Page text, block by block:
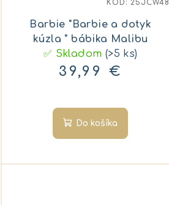
Barbie "Barbie a dotyk
kúzla " bábika Malibu
✅ Skladom (>5 ks)
39,99 €
Do košíka
KÓD: 25JCW48